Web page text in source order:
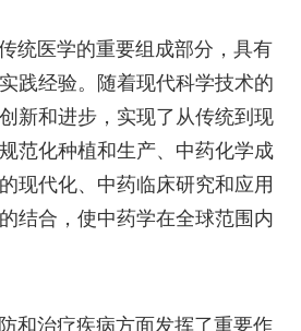
统医学的重要组成部分，具有
践经验。随着现代科学技术的
新和进步，实现了从传统到现
范化种植和生产、中药化学成
现代化、中药临床研究和应用
结合，使中药学在全球范围内
和治疗疾病方面发挥了重要作